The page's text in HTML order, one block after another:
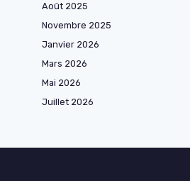
Août 2025
Novembre 2025
Janvier 2026
Mars 2026
Mai 2026
Juillet 2026